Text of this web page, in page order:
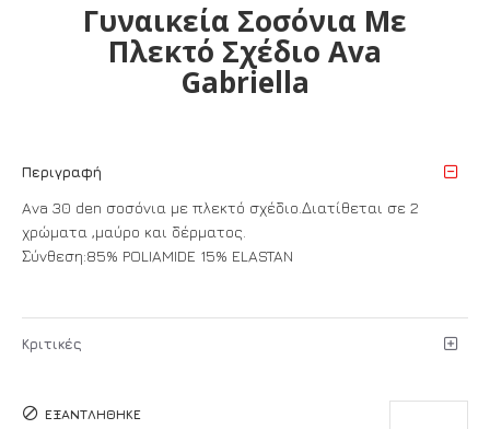
Γυναικεία Σοσόνια Με
Πλεκτό Σχέδιο Ava
Gabriella
Περιγραφή
Ava 30 den σοσόνια με πλεκτό σχέδιο.Διατίθεται σε 2
χρώματα ,μαύρο και δέρματος.
Σύνθεση:85% POLIAMIDE 15% ELASTAN
Κριτικές
ΕΞΑΝΤΛΉΘΗΚΕ